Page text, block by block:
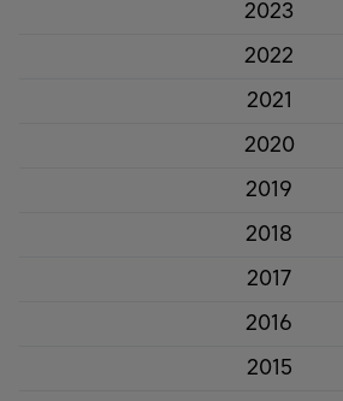
2023
2022
2021
2020
2019
2018
2017
2016
2015